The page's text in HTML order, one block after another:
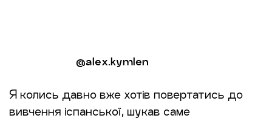
@alex.kymlen
Я колись давно вже хотів повертатись до
вивчення іспанської, шукав саме